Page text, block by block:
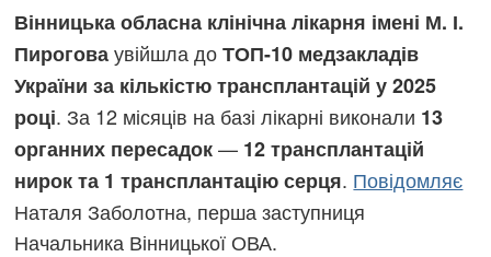
Вінницька обласна клінічна лікарня імені М. І.
Пироговаувійшла доТОП-10 медзакладів
України за кількістю трансплантацій у 2025
році. За 12 місяців на базі лікарні виконали 13
органних пересадок— 12 трансплантацій
нирок та 1 трансплантацію серця. Повідомляє
Наталя Заболотна, перша заступниця
Начальника Вінницької ОВА.